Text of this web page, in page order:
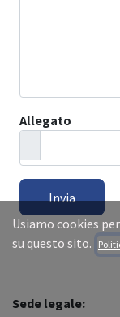
Allegato
Invia
Sede legale:
Usiamo cookies
su questo sito.